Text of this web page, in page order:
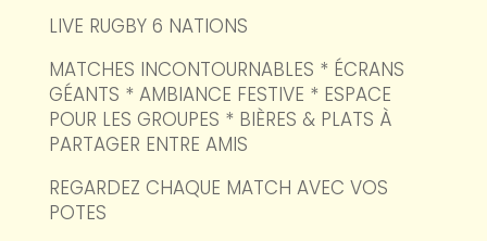
LIVE RUGBY 6 NATIONS
MATCHES INCONTOURNABLES * ÉCRANS
GÉANTS * AMBIANCE FESTIVE * ESPACE
POUR LES GROUPES * BIÈRES & PLATS À
PARTAGER ENTRE AMIS
REGARDEZ CHAQUE MATCH AVEC VOS
POTES